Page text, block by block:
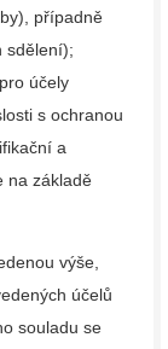
případně
sdělení);
účely
s ochranou
a
na základě
výše,
účelů
souladu se